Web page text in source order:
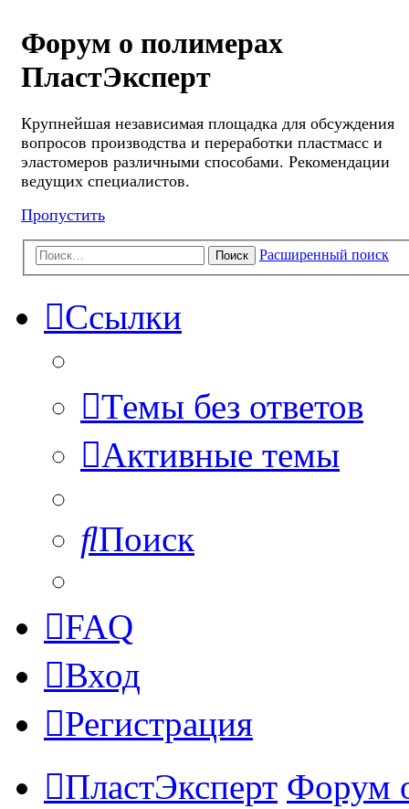
Форум о полимерах
ПластЭксперт
Крупнейшая независимая площадка для обсуждения
вопросов производства и переработки пластмасс и
эластомеров различными способами. Рекомендации
ведущих специалистов.
Пропустить
Поиск Расширенный поиск
Ссылки
Темы без ответов
Активные темы
Поиск
FAQ
Вход
Регистрация
ПластЭксперт Форум